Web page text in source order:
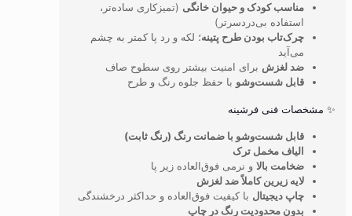
مناسب کودک و حیوان خانگی (تمیزکاری ساده‌تر،
استفاده بی‌دردسرتر)
چرک‌تاب بودن طرح پتینه؛ لکه و رد پا کمتر به چشم
می‌آید
ضد لغزش برای امنیت بیشتر روی سطوح صاف
قابل شست‌وشو با حفظ جلوه رنگ و طرح
✨ مشخصات فنی فرشینه
قابل شست‌وشو با ضمانت رنگ (رنگ ثابت)
الیاف مخمل ترک
ضخامت بالا و نرمی فوق‌العاده زیر پا
لایه زیرین کاملاً ضد لغزش
چاپ دیجیتال با کیفیت فوق‌العاده و حداکثر درخشندگی
بدون محدودیت رنگ در چاپ